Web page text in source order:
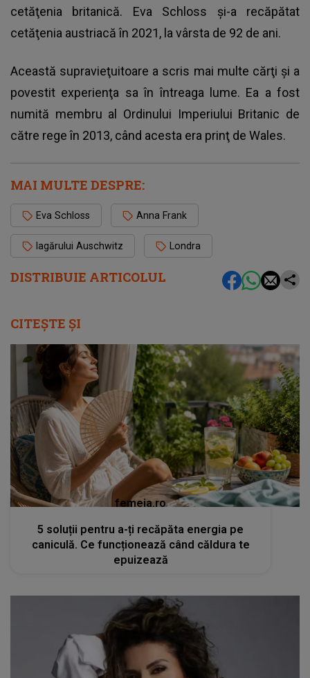
DISTRIBUIE ARTICOLUL
cetăţenia britanică. Eva Schloss şi-a recăpătat
cetăţenia austriacă în 2021, la vârsta de 92 de ani.
Această supravieţuitoare a scris mai multe cărţi şi a
povestit experienţa sa în întreaga lume. Ea a fost
numită membru al Ordinului Imperiului Britanic de
către rege în 2013, când acesta era prinţ de Wales.
MAI MULTE DESPRE:
Eva Schloss Anna Frank
lagărului Auschwitz Londra
CITEȘTE ȘI
femeia.ro
5 soluții pentru a-ți recăpăta energia pe
caniculă. Ce funcționează când căldura te
epuizează